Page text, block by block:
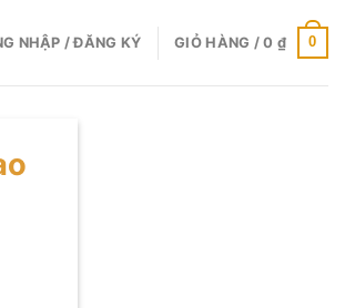
NHẬP / ĐĂNG KÝ GIỎ HÀNG /0 ₫ 0